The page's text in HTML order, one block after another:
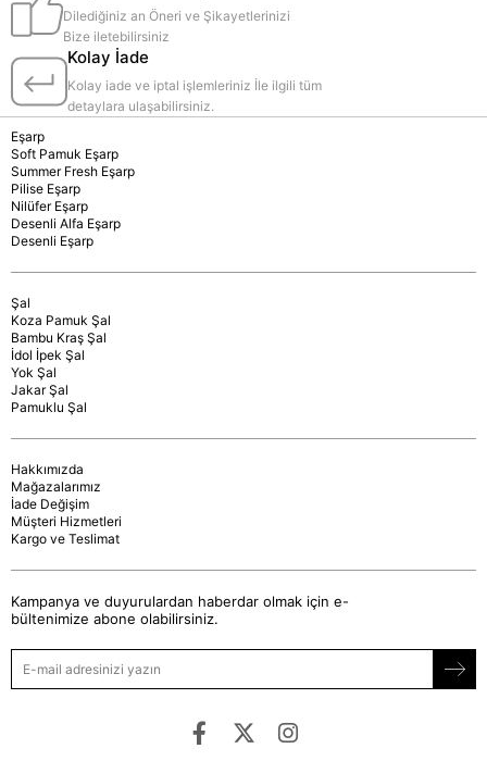
Dilediğiniz an Öneri ve Şikayetlerinizi
Bize iletebilirsiniz
Kolay İade
Kolay iade ve iptal işlemleriniz İle ilgili tüm
detaylara ulaşabilirsiniz.
Eşarp
Soft Pamuk Eşarp
Summer Fresh Eşarp
Pilise Eşarp
Nilüfer Eşarp
Desenli Alfa Eşarp
Desenli Eşarp
Şal
Koza Pamuk Şal
Bambu Kraş Şal
İdol İpek Şal
Yok Şal
Jakar Şal
Pamuklu Şal
Hakkımızda
Mağazalarımız
İade Değişim
Müşteri Hizmetleri
Kargo ve Teslimat
Kampanya ve duyurulardan haberdar olmak için e-
bültenimize abone olabilirsiniz.